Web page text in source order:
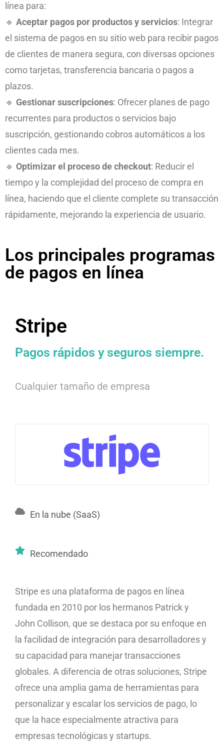
línea para:
🔹 Aceptar pagos por productos y servicios: Integrar
el sistema de pagos en su sitio web para recibir pagos
de clientes de manera segura, con diversas opciones
como tarjetas, transferencia bancaria o pagos a
plazos.
🔹 Gestionar suscripciones: Ofrecer planes de pago
recurrentes para productos o servicios bajo
suscripción, gestionando cobros automáticos a los
clientes cada mes.
🔹 Optimizar el proceso de checkout: Reducir el
tiempo y la complejidad del proceso de compra en
línea, haciendo que el cliente complete su transacción
rápidamente, mejorando la experiencia de usuario.
Los principales programas
de pagos en línea
Stripe
Pagos rápidos y seguros siempre.
Cualquier tamaño de empresa
En la nube (SaaS)
Recomendado
Stripe es una plataforma de pagos en línea
fundada en 2010 por los hermanos Patrick y
John Collison, que se destaca por su enfoque en
la facilidad de integración para desarrolladores y
su capacidad para manejar transacciones
globales. A diferencia de otras soluciones, Stripe
ofrece una amplia gama de herramientas para
personalizar y escalar los servicios de pago, lo
que la hace especialmente atractiva para
empresas tecnológicas y startups.